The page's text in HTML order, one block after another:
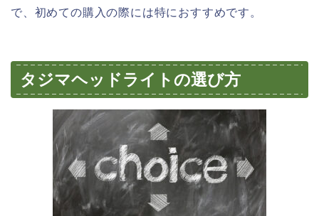
で、初めての購入の際には特におすすめです。
タジマヘッドライトの選び方